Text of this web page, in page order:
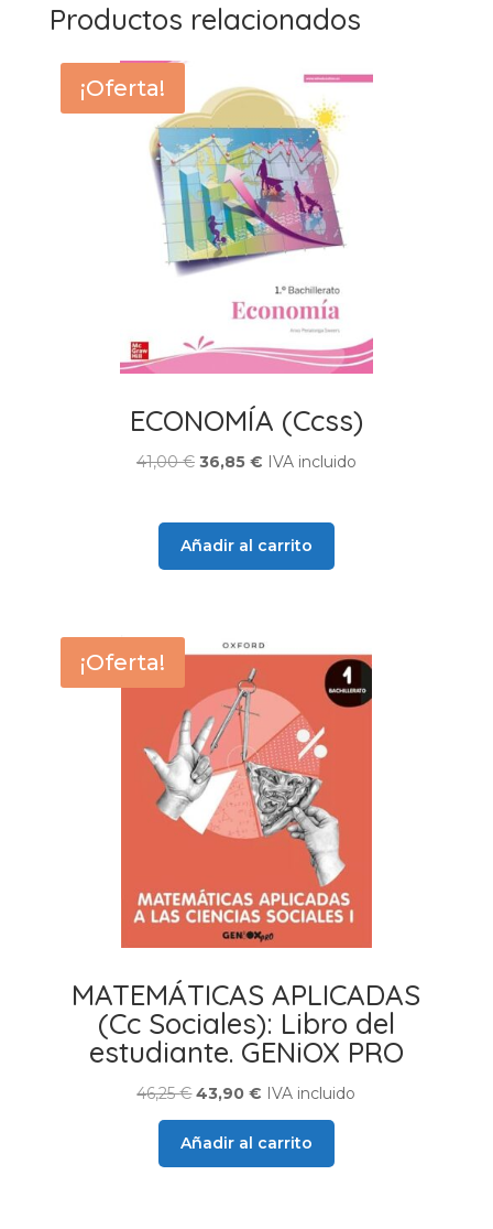
Productos relacionados
¡Oferta!
ECONOMÍA (Ccss)
41,00€ El
era:
36,85 €ElIVA incluido
Añadir al carrito
¡Oferta!
MATEMÁTICAS APLICADAS
(Cc Sociales): Libro del
estudiante. GENiOX PRO
46,25€El
precio
original
era:
43,90€ El
precio
actual
es:
IVA incluido
Añadir al carrito